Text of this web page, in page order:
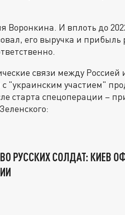
Воронкина. И вплоть до
его выручка и прибыль
связи между Россией
"украинским участием"
старта спецоперации –
РУССКИХ СОЛДАТ: КИЕВ